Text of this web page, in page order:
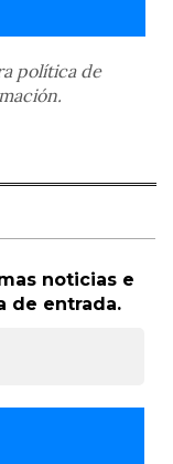
política de
noticias e
de entrada.